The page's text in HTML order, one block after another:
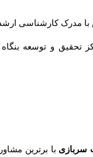
کارشناسی ارشد یا
و توسعه بنگاه ها
با برترین مشاوران